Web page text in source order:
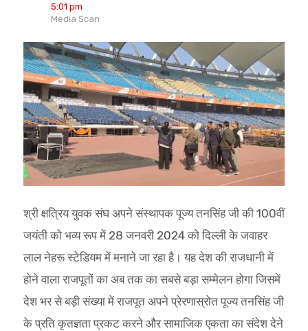
5:01 pm
Author
Media Scan
श्री क्षत्रिय युवक संघ अपने संस्थापक पूज्य तनसिंह जी की 100वीं
जयंती को भव्य रूप में 28 जनवरी 2024 को दिल्ली के जवाहर
लाल नेहरू स्टेडियम में मनाने जा रहा है। यह देश की राजधानी में
होने वाला राजपूतों का अब तक का सबसे बड़ा सम्मेलन होगा जिसमें
देश भर से बड़ी संख्या में राजपूत अपने प्रेरणास्रोत पूज्य तनसिंह जी
के प्रति कृतज्ञता प्रकट करने और सामाजिक एकता का संदेश देने